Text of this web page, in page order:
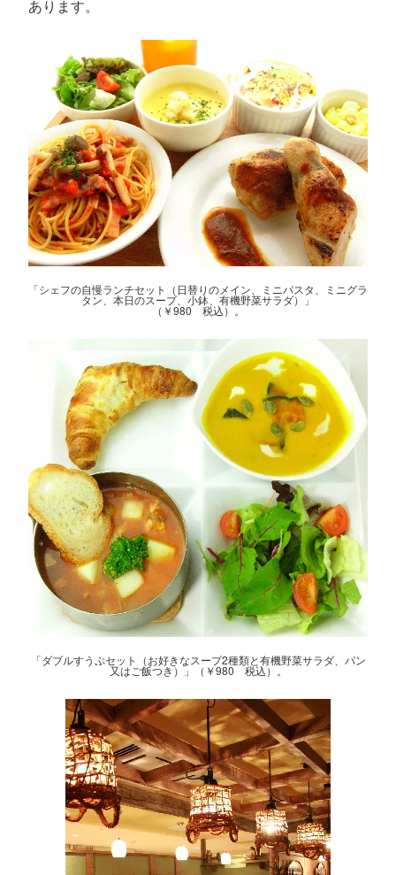
あります。
「シェフの自慢ランチセット（日替りのメイン、ミニパスタ、ミニグラ
タン、本日のスープ、小鉢、有機野菜サラダ）」
（￥980 税込）。
「ダブルすうぷセット（お好きなスープ2種類と有機野菜サラダ、パン
又はご飯つき）」（￥980 税込）。